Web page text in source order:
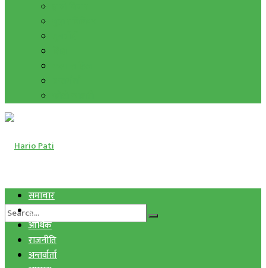
समाचार
स्वास्थ्य
आर्थिक
राजनीति
अन्तर्वार्ता